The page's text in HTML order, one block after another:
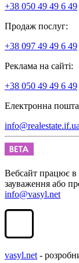
+38 050 49 49 6 49
Продаж послуг:
+38 097 49 49 6 49
Реклама на сайті:
+38 050 49 49 6 49
Електронна
info@realestate.if.ua
Вебсайт працює
зауваження або
info@vasyl.net
vasyl.net -